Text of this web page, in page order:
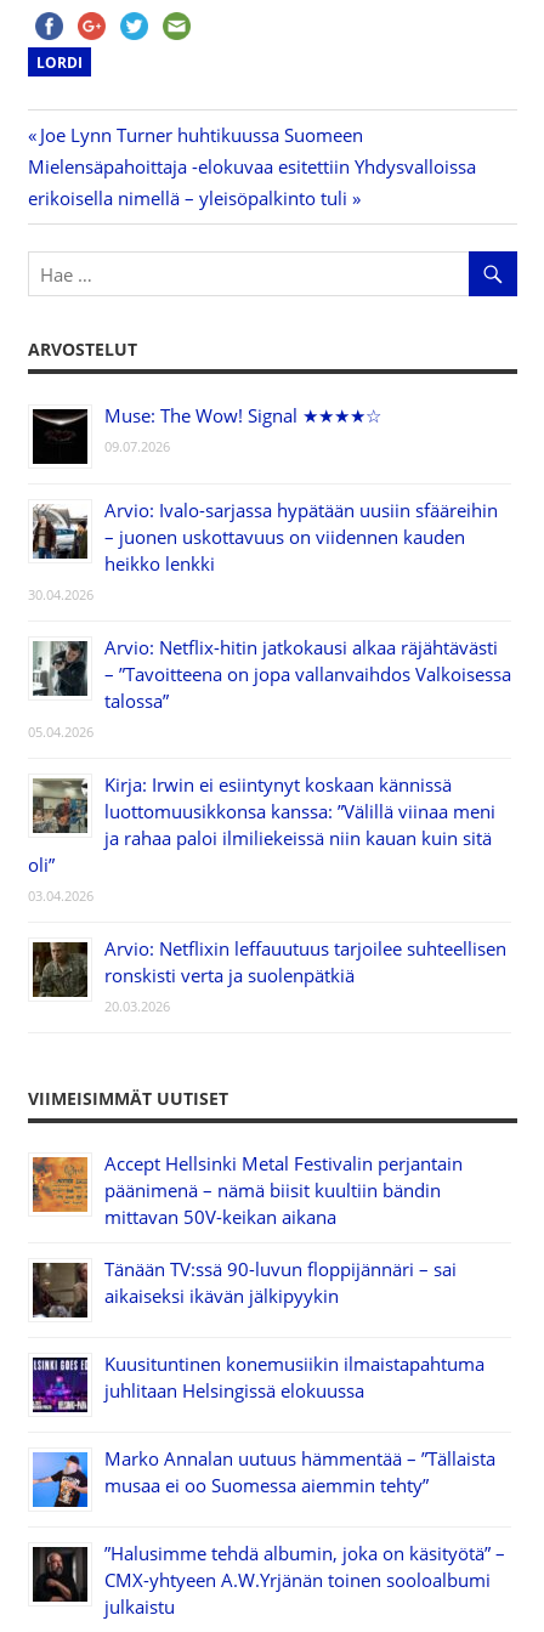
LORDI
Artikkelien
selaus
Previous
Post:
Joe Lynn Turner huhtikuussa Suomeen
Next
Post:
Mielensäpahoittaja -elokuvaa esitettiin Yhdysvalloissa
erikoisella nimellä – yleisöpalkinto tuli
ARVOSTELUT
Muse: The Wow! Signal ★★★★☆
09.07.2026
Arvio: Ivalo-sarjassa hypätään uusiin sfääreihin
– juonen uskottavuus on viidennen kauden
heikko lenkki
30.04.2026
Arvio: Netflix-hitin jatkokausi alkaa räjähtävästi
– ”Tavoitteena on jopa vallanvaihdos Valkoisessa
talossa”
05.04.2026
Kirja: Irwin ei esiintynyt koskaan kännissä
luottomuusikkonsa kanssa: ”Välillä viinaa meni
ja rahaa paloi ilmiliekeissä niin kauan kuin sitä
oli”
03.04.2026
Arvio: Netflixin leffauutuus tarjoilee suhteellisen
ronskisti verta ja suolenpätkiä
20.03.2026
VIIMEISIMMÄT UUTISET
Accept Hellsinki Metal Festivalin perjantain
päänimenä – nämä biisit kuultiin bändin
mittavan 50V-keikan aikana
Tänään TV:ssä 90-luvun floppijännäri – sai
aikaiseksi ikävän jälkipyykin
Kuusituntinen konemusiikin ilmaistapahtuma
juhlitaan Helsingissä elokuussa
Marko Annalan uutuus hämmentää – ”Tällaista
musaa ei oo Suomessa aiemmin tehty”
”Halusimme tehdä albumin, joka on käsityötä” –
CMX-yhtyeen A.W.Yrjänän toinen sooloalbumi
julkaistu